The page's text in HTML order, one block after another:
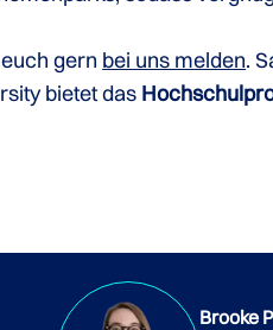
gern bei uns melden.
bietet das
Brooke